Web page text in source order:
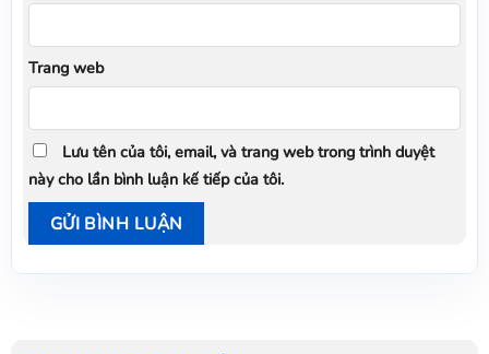
Trang web
Lưu tên của tôi, email, và trang web trong trình duyệt
này cho lần bình luận kế tiếp của tôi.